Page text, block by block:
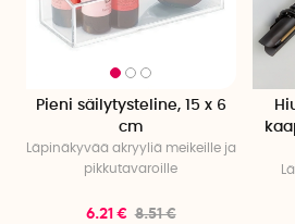
Pieni säilytysteline, 15 x 6
cm
Läpinäkyvää akryyliä meikeille ja
pikkutavaroille
6.21 € 8.51 €